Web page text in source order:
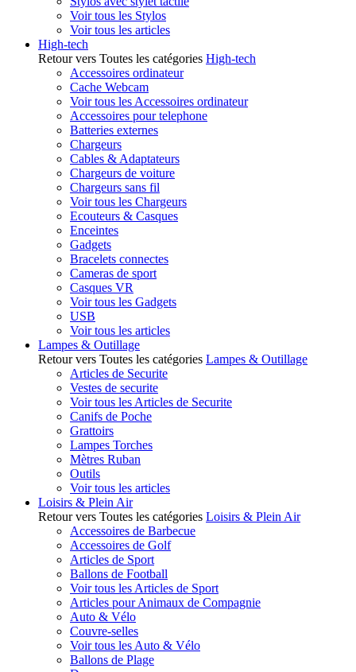
Voir tous les Stylos
Voir tous les articles
High-tech
Retour vers Toutes les catégories High-tech
Accessoires ordinateur
Cache Webcam
Voir tous les Accessoires ordinateur
Accessoires pour telephone
Batteries externes
Chargeurs
Cables & Adaptateurs
Chargeurs de voiture
Chargeurs sans fil
Voir tous les Chargeurs
Ecouteurs & Casques
Enceintes
Gadgets
Bracelets connectes
Cameras de sport
Casques VR
Voir tous les Gadgets
USB
Voir tous les articles
Lampes & Outillage
Retour vers Toutes les catégories Lampes & Outillage
Articles de Securite
Vestes de securite
Voir tous les Articles de Securite
Canifs de Poche
Grattoirs
Lampes Torches
Mètres Ruban
Outils
Voir tous les articles
Loisirs & Plein Air
Retour vers Toutes les catégories Loisirs & Plein Air
Accessoires de Barbecue
Accessoires de Golf
Articles de Sport
Ballons de Football
Voir tous les Articles de Sport
Articles pour Animaux de Compagnie
Auto & Vélo
Couvre-selles
Voir tous les Auto & Vélo
Ballons de Plage